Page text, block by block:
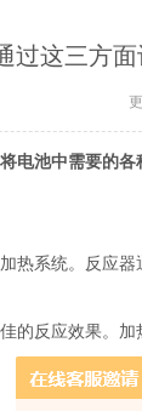
过这三方
电池中需要的
系统。反应器
反应效果。加